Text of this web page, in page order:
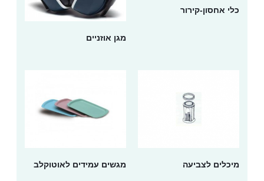
כלי אחסון-קירור
מגן אוזניים
מיכלים לצביעה מגשים עמידים לאוטוקלב